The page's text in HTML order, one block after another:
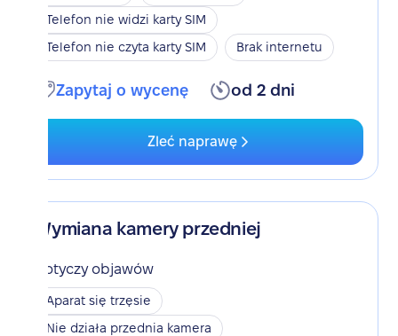
Telefon nie widzi karty SIM
Telefon nie czyta karty SIM
Brak internetu
Zapytaj o wycenę od 2 dni
Zleć naprawę
Wymiana kamery przedniej
Dotyczy objawów
Aparat się trzęsie
Nie działa przednia kamera